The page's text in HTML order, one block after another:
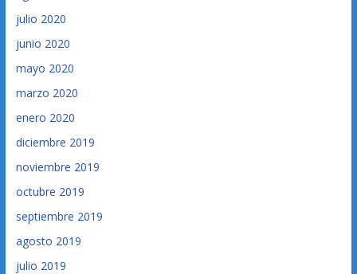
julio 2020
junio 2020
mayo 2020
marzo 2020
enero 2020
diciembre 2019
noviembre 2019
octubre 2019
septiembre 2019
agosto 2019
julio 2019